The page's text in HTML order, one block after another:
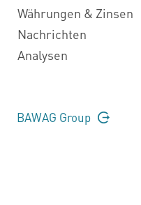
Währungen & Zinsen
Nachrichten
Analysen
BAWAG Group